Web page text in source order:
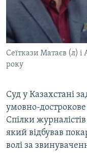
СПЕЦПРОЄКТИ
ПОДКАСТИ
КРИМ РЕАЛІЇ
РУС
КТАТ
ДОЛУЧАЙСЯ!
Сеїткази Матаєв (л) і
року
Суд у Казахстані
умовно-
Спілки
який відбував
волі за